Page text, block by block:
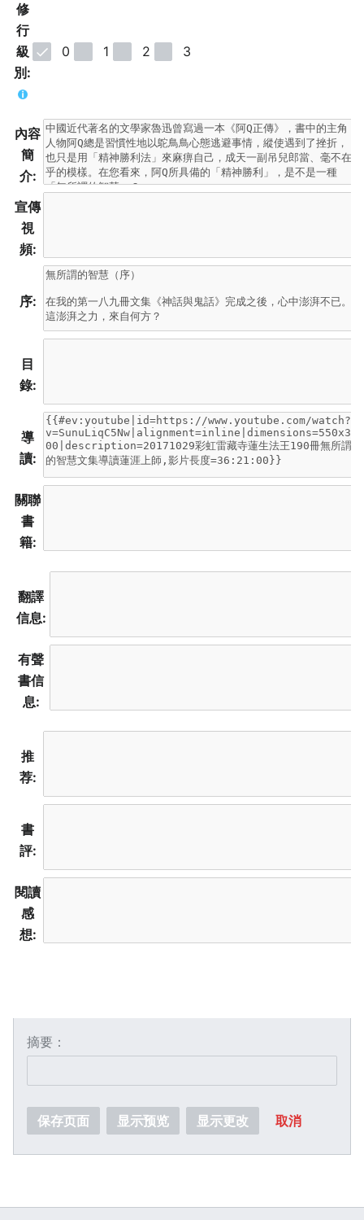
修
行
級
別:
0 1 2 3
內容
簡
介:
宣傳
視
頻:
序:
目
錄:
導
讀:
關聯
書
籍:
翻譯
信息:
有聲
書信
息:
推
荐:
書
評:
閱讀
感
想:
摘要：
保存页面 显示预览 显示更改 取消